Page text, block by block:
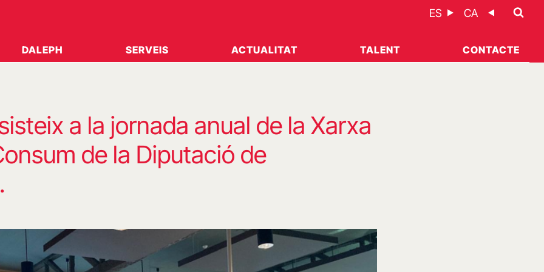
ES CA
DALEPH SERVEIS ACTUALITAT TALENT CONTACTE
a la jornada anual de la Xarxa
de la Diputació de